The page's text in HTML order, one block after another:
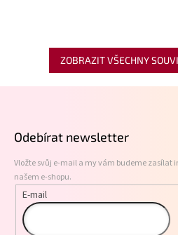
ZOBRAZIT VŠECHNY
Odebírat newsletter
Vložte svůj e-mail a my vám budeme zasílat
našem e-shopu.
E-mail